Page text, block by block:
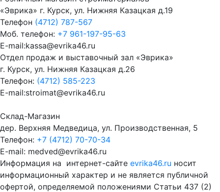
«Эврика» г. Курск, ул. Нижняя Казацкая д.19
Телефон (4712) 787-567
Моб. телефон: +7 961-197-95-63
E-mail:kassa@evrika46.ru
Отдел продаж и выставочный зал «Эврика»
г. Курск, ул. Нижняя Казацкая д.26
Телефон: (4712) 585-223
E-mail:stroimat@evrika46.ru
Склад-Магазин
дер. Верхняя Медведица, ул. Производственная, 5
Телефон: +7 (4712) 70-70-34
E-mail: medved@evrika46.ru
Информация на интернет-сайте evrika46.ru носит
информационный характер и не является публичной
офертой, определяемой положениями Статьи 437 (2)